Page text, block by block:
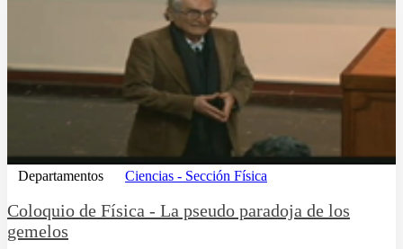
Departamentos Ciencias - Sección Física
Coloquio de Física - La pseudo paradoja de los
gemelos